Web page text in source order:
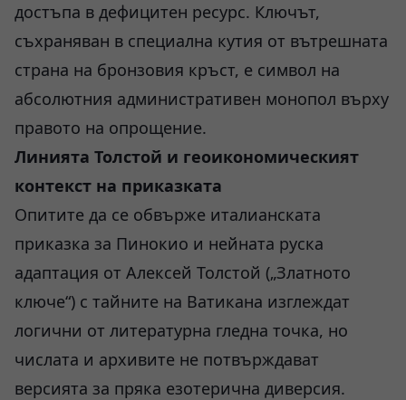
достъпа в дефицитен ресурс. Ключът,
съхраняван в специална кутия от вътрешната
страна на бронзовия кръст, е символ на
абсолютния административен монопол върху
правото на опрощение.
Линията Толстой и геоикономическият
контекст на приказката
Опитите да се обвърже италианската
приказка за Пинокио и нейната руска
адаптация от Алексей Толстой („Златното
ключе“) с тайните на Ватикана изглеждат
логични от литературна гледна точка, но
числата и архивите не потвърждават
версията за пряка езотерична диверсия.